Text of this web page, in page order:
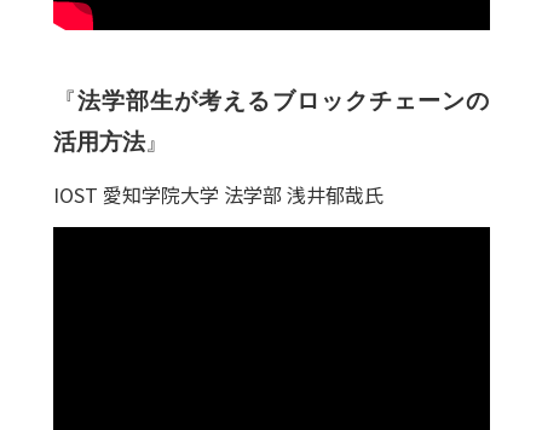
『法学部生が考えるブロックチェーンの
活用方法』
IOST 愛知学院大学 法学部 浅井郁哉氏